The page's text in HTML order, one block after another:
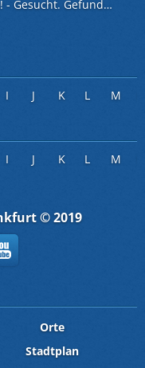
hallo! - Gesucht. Gefunden.
I J K L M
I J K L M
© 2019
Orte
Stadtplan